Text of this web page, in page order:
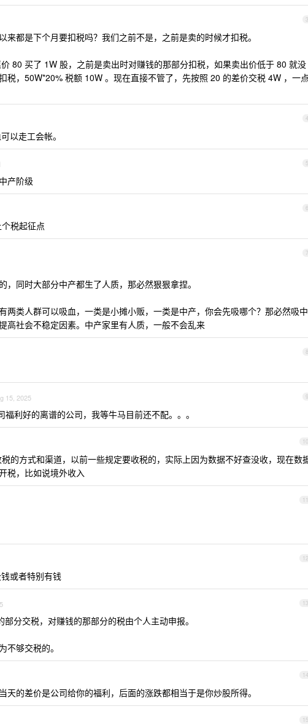
3
来都是下个月要扣税吗？我们之前不是，之前是卖的时候才扣税。
80 买了 1W 股，之前是卖出时对赚钱的那部分扣税，如果卖出价低于 80 就没
税，50W*20% 税额 10W 。现在直接不管了，先按照 20 的差价交税 4W ，一点
4
以走工会帐。
5
产阶级
6
税起征点
7
，同时大部分中产都生了人质，那必然狠狠拿捏。
两类人群可以吸血，一类是小摊小贩，一类是中产，你会先吸哪个？那必然吸中
高社会不稳定因素。中产家里有人质，一般不会乱来
8
9
15, 2025
利好的离谱的公司，我等牛马目前还不配。。。
10
的方式和渠道，以前一些规定要收税的，实际上因为数据不好查没收，现在数
税，比如说境外收入
11
12
或者特别有钱
13
分交税，对赚钱的那部分的税由个人主动申报。
不够交税的。
14
天的差价是公司给你的福利，后面的涨跌都相当于是你炒股所得。
15